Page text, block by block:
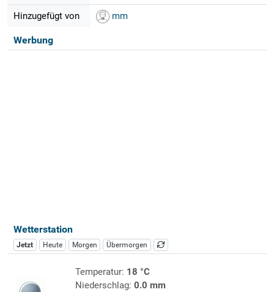
Hinzugefügt von mm
Werbung
Wetterstation
Jetzt Heute Morgen Übermorgen
Temperatur: 18 °C
Niederschlag: 0.0 mm